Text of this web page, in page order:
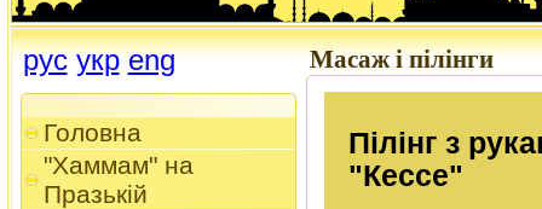
рус укр eng
Головна
"Хаммам" на
Празькій
Масаж і пілінги
Пілінг з
"Кессе"